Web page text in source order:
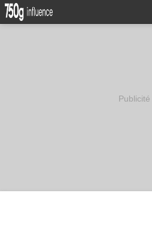
Publicité